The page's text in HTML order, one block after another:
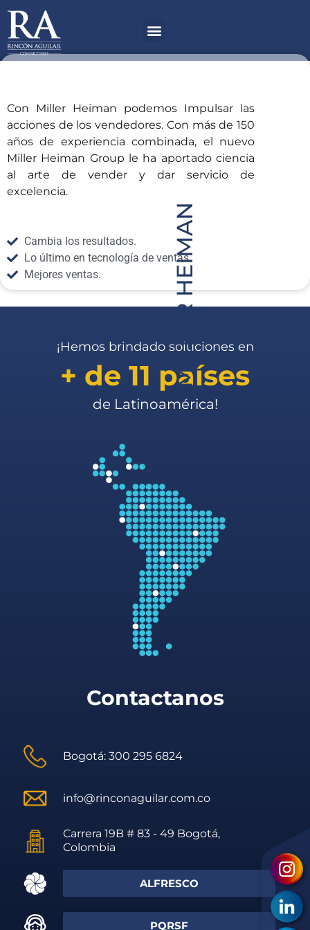
contenido
Menú
MILLER HEIMAN
Con Miller Heiman podemos Impulsar las
acciones de los vendedores. Con más de 150
años de experiencia combinada, el nuevo
Miller Heiman Group le ha aportado ciencia
al arte de vender y dar servicio de
excelencia.
Cambia los resultados.
Lo último en tecnología de ventas.
Mejores ventas.
¡Hemos brindado soluciones en
+ de 11 países
de Latinoamérica!
Contactanos
Bogotá: 300 295 6824
info@rinconaguilar.com.co
Carrera 19B # 83 - 49 Bogotá,
Colombia
ALFRESCO
PQRSF